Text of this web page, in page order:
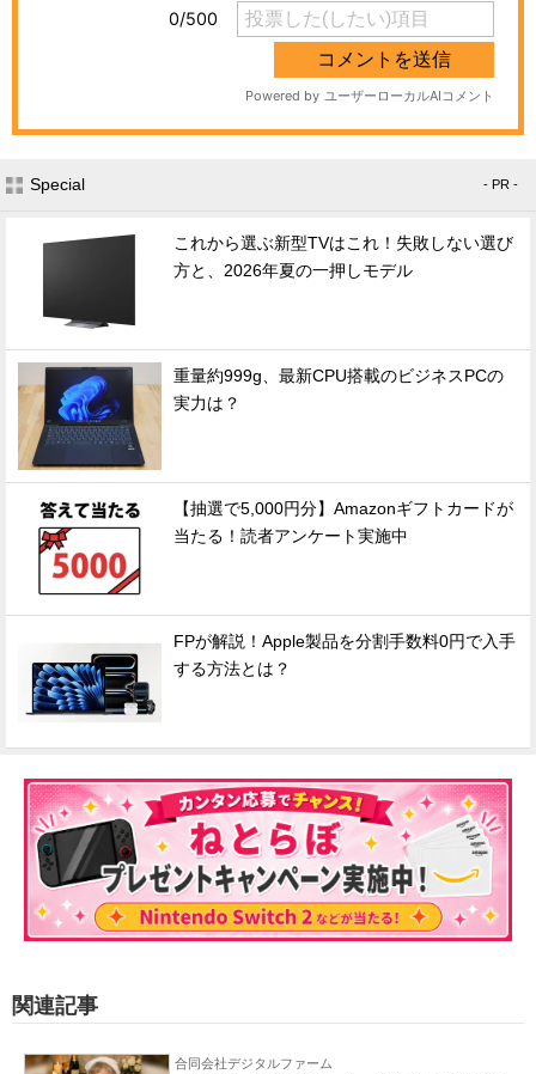
Special - PR -
これから選ぶ新型TVはこれ！失敗しない選び
方と、2026年夏の一押しモデル
重量約999g、最新CPU搭載のビジネスPCの
実力は？
【抽選で5,000円分】Amazonギフトカードが
当たる！読者アンケート実施中
FPが解説！Apple製品を分割手数料0円で入手
する方法とは？
関連記事
合同会社デジタルファーム